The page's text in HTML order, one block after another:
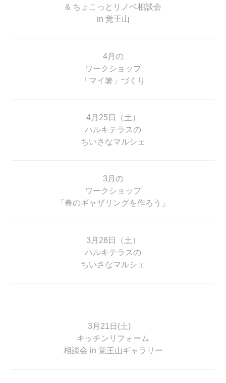
& ちょこっとリノベ相談会
in 覚王山
4月の
ワークショップ
「マイ箸」づくり
4月25日（土）
ハルキテラスの
ちいさなマルシェ
3月の
ワークショップ
「春のギャザリングを作ろう」
3月28日（土）
ハルキテラスの
ちいさなマルシェ
3月21日(土)
キッチンリフォーム
相談会 in 覚王山ギャラリー